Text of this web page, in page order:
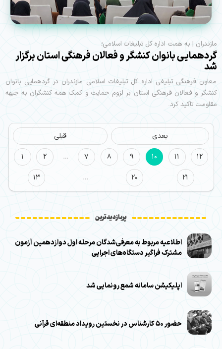
مازندران | به همت اداره کل تبلیغات اسلامی؛
گردهمایی بانوان کنشگر و فعالان فرهنگی استان برگزار
شد
معاون فرهنگی تبلیغی اداره کل تبلیغات اسلامی مازندران در گردهمایی بانوان
کنشگر و فعالان فرهنگی استان بر لزوم حمایت و کمک همه کنشگران به جبهه
مقاومت تاکید کرد.
قبلی
بعدی
1
2 … 7 8 9 10 11
12
13
… 20 21
پربازدیدترین
اطلاعیه مربوط به معرفی‌شدگان مرحله اول دوازدهمین آزمون
مشترک فراگیر دستگاه‌های اجرایی
اپلیکیشن سامانه شمع رونمایی شد
حضور ۵۰ کارشناس در نخستین رویداد منطقه‌ای قرآنی